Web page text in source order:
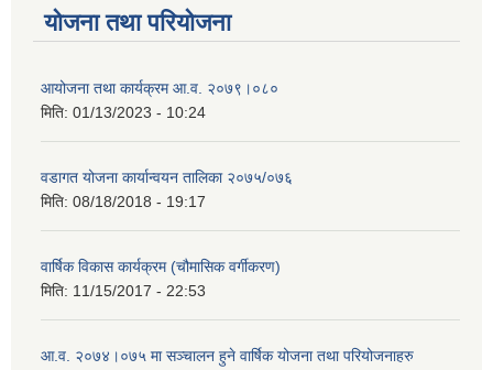
योजना तथा परियोजना
आयोजना तथा कार्यक्रम आ.व. २०७९।०८०
मिति: 01/13/2023 - 10:24
वडागत योजना कार्यान्वयन तालिका २०७५/०७६
मिति: 08/18/2018 - 19:17
वार्षिक विकास कार्यक्रम (चौमासिक वर्गीकरण)
मिति: 11/15/2017 - 22:53
आ.व. २०७४।०७५ मा सञ्चालन हुने वार्षिक योजना तथा परियोजनाहरु